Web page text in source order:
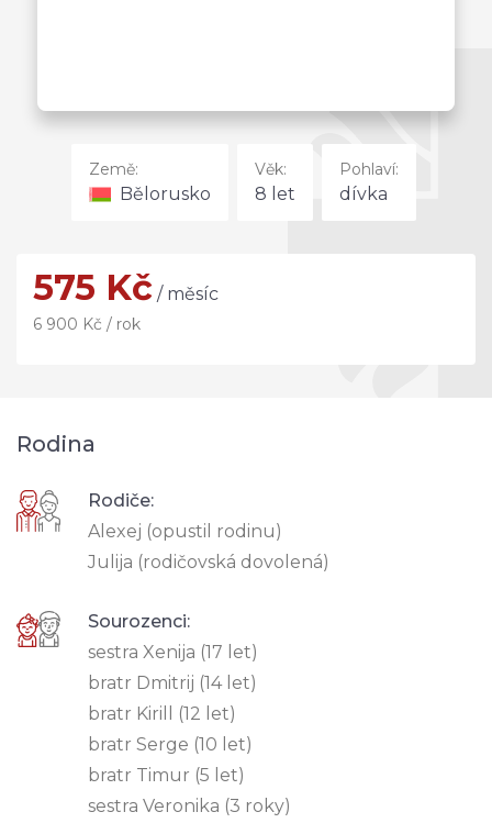
Země:
Bělorusko
Věk:
8 let
Pohlaví:
dívka
575 Kč / měsíc
6 900 Kč / rok
Rodina
Rodiče:
Alexej (opustil rodinu)
Julija (rodičovská dovolená)
Sourozenci:
sestra Xenija (17 let)
bratr Dmitrij (14 let)
bratr Kirill (12 let)
bratr Serge (10 let)
bratr Timur (5 let)
sestra Veronika (3 roky)